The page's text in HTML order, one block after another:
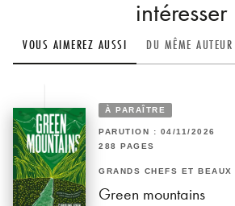
intéresser
VOUS AIMEREZ AUSSI DU MÊME AUTEUR
À PARAÎTRE
PARUTION : 04/11/2026
288 PAGES
GRANDS CHEFS ET BEAUX
Green mountains